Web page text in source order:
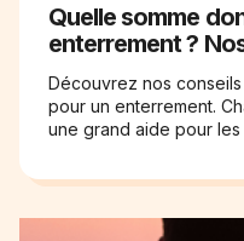
Quelle somme
enterrement ?
Découvrez nos
pour un enterrement.
une grand aide pour les